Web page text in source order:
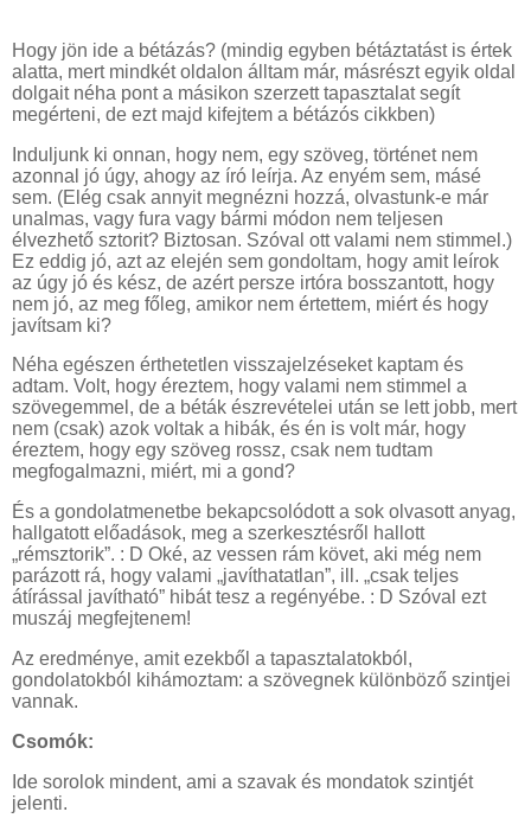
Hogy jön ide a bétázás? (mindig egyben bétáztatást is értek
alatta, mert mindkét oldalon álltam már, másrészt egyik oldal
dolgait néha pont a másikon szerzett tapasztalat segít
megérteni, de ezt majd kifejtem a bétázós cikkben)
Induljunk ki onnan, hogy nem, egy szöveg, történet nem
azonnal jó úgy, ahogy az író leírja. Az enyém sem, másé
sem. (Elég csak annyit megnézni hozzá, olvastunk-e már
unalmas, vagy fura vagy bármi módon nem teljesen
élvezhető sztorit? Biztosan. Szóval ott valami nem stimmel.)
Ez eddig jó, azt az elején sem gondoltam, hogy amit leírok
az úgy jó és kész, de azért persze irtóra bosszantott, hogy
nem jó, az meg főleg, amikor nem értettem, miért és hogy
javítsam ki?
Néha egészen érthetetlen visszajelzéseket kaptam és
adtam. Volt, hogy éreztem, hogy valami nem stimmel a
szövegemmel, de a béták észrevételei után se lett jobb, mert
nem (csak) azok voltak a hibák, és én is volt már, hogy
éreztem, hogy egy szöveg rossz, csak nem tudtam
megfogalmazni, miért, mi a gond?
És a gondolatmenetbe bekapcsolódott a sok olvasott anyag,
hallgatott előadások, meg a szerkesztésről hallott
„rémsztorik”. : D Oké, az vessen rám követ, aki még nem
parázott rá, hogy valami „javíthatatlan”, ill. „csak teljes
átírással javítható” hibát tesz a regényébe. : D Szóval ezt
muszáj megfejtenem!
Az eredménye, amit ezekből a tapasztalatokból,
gondolatokból kihámoztam: a szövegnek különböző szintjei
vannak.
Csomók:
Ide sorolok mindent, ami a szavak és mondatok szintjét
jelenti.